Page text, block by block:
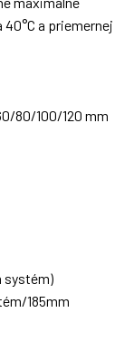
a priemernej
80/100/120 mm